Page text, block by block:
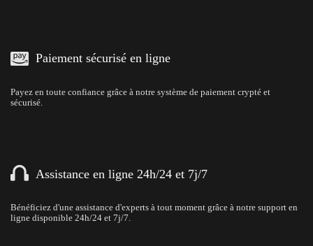
Paiement sécurisé en ligne
Payez en toute confiance grâce à notre système de paiement crypté et
sécurisé.
Assistance en ligne 24h/24 et 7j/7
Bénéficiez d'une assistance d'experts à tout moment grâce à notre support en
ligne disponible 24h/24 et 7j/7.